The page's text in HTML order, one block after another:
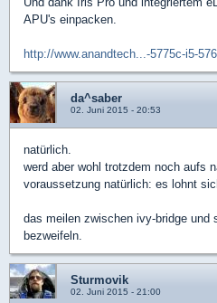
APU's einpacken.
http://www.anandtech...-5775c-i5-
da^saber
02. Juni 2015 - 20:53
natürlich.
werd aber wohl trotzdem noch aufs
voraussetzung natürlich: es lohnt
das meilen zwischen ivy-bridge und
bezweifeln.
Sturmovik
02. Juni 2015 - 21:00